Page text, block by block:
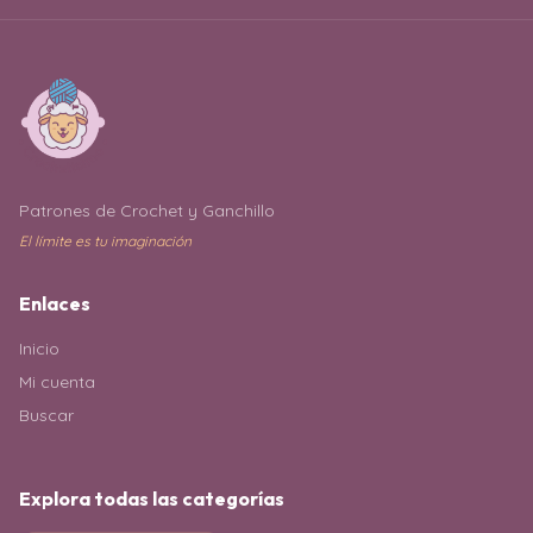
Patrones de Crochet y Ganchillo
El límite es tu imaginación
Enlaces
Inicio
Mi cuenta
Buscar
Explora todas las categorías